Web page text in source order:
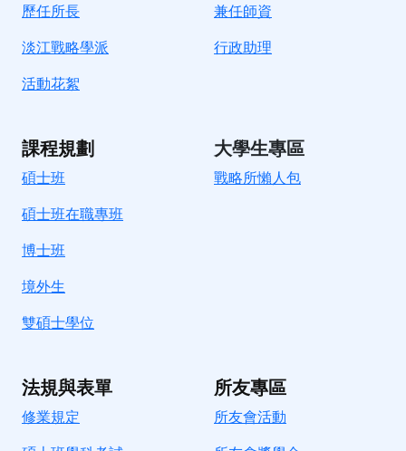
歷任所長
淡江戰略學派
活動花絮
兼任師資
行政助理
課程規劃
碩士班
碩士班在職專班
博士班
境外生
雙碩士學位
大學生專區
戰略所懶人包
法規與表單
修業規定
所友專區
所友會活動